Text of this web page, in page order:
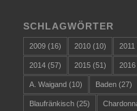
SCHLAGWÖRTER
2009(16) 2010(10) 2011
2014(57) 2015(51) 2016
A. Waigand(10) Baden(27)
Blaufränkisch(25)